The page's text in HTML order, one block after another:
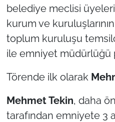
belediye meclisi
kurum ve
toplum kuruluşu
ile emniyet müdürlüğü
Törende ilk olarak
Mehmet Tekin, daha
tarafından emniyete 3
Flaş Haber
Dış Haberler
Bilim Teknoloji